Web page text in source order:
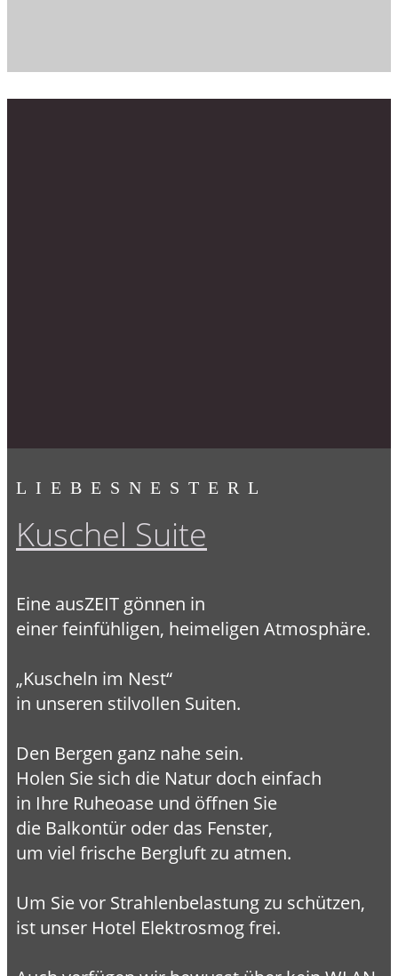
LIEBESNESTERL
Kuschel Suite
Eine ausZEIT gönnen in
einer feinfühligen, heimeligen Atmosphäre.
„Kuscheln im Nest“
in unseren stilvollen Suiten.
Den Bergen ganz nahe sein.
Holen Sie sich die Natur doch einfach
in Ihre Ruheoase und öffnen Sie
die Balkontür oder das Fenster,
um viel frische Bergluft zu atmen.
Um Sie vor Strahlenbelastung zu schützen,
ist unser Hotel Elektrosmog frei.